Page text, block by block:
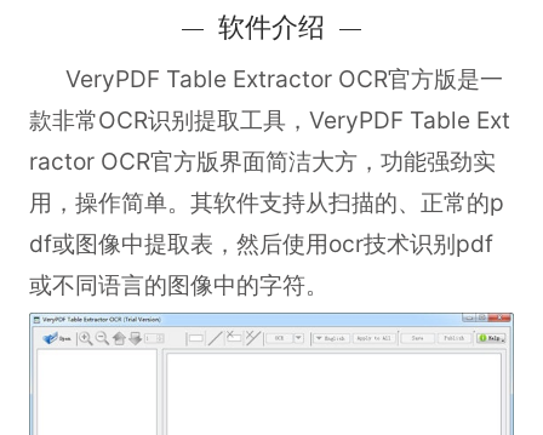
软件介绍
VeryPDF Table Extractor OCR官方版是一
款非常OCR识别提取工具，VeryPDF Table Ext
ractor OCR官方版界面简洁大方，功能强劲实
用，操作简单。其软件支持从扫描的、正常的p
df或图像中提取表，然后使用ocr技术识别pdf
或不同语言的图像中的字符。